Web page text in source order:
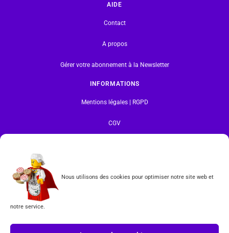
Nous utilisons des cookies pour optimiser notre site web et
notre service.
AIDE
Contact
A propos
Gérer votre abonnement à la Newsletter
INFORMATIONS
Mentions légales | RGPD
CGV
Tous les produits vendus sur ce site sont fabriqués par LEGO exclusivement. LEGO® est une
marque déposée par The LEGO Group. Les propriétaires des marques respectives citées sur le site
en restent les propriétaires. Tous droits réservés.
INSCRIPTION À LA NEWSLETTER